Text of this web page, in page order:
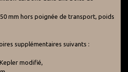
mm hors poignée de transport, poids
supplémentaires suivants :
modifié,